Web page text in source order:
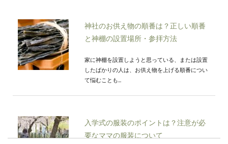
神社のお供え物の順番は？正しい順番
と神棚の設置場所・参拝方法
家に神棚を設置しようと思っている、または設置
したばかりの人は、お供え物を上げる順番につい
て悩むことも...
入学式の服装のポイントは？注意が必
要なママの服装について